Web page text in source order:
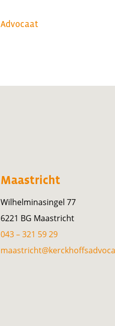
Advocaat
Maastricht
Wilhelminasingel 77
6221 BG Maastricht
043 – 321 59 29